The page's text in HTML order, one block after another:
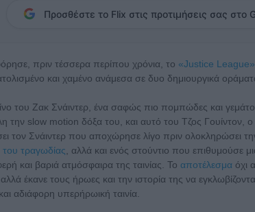
Προσθέστε το Flix στις προτιμήσεις σας στο
πριν τέσσερα περίπου χρόνια, το «Justice League»
και χαμένo ανάμεσα σε δυο δημιουργικά
του Ζακ Σνάιντερ, ένα σαφώς πιο πομπώδες και γεμάτο
την slow motion δόξα του, και αυτό του Τζος Γουίντον,
τον Σνάιντερ που αποχώρησε λίγο πριν ολοκληρώσει
τραγωδίας , αλλά και ενός στούντιο που επιθυμούσε
και βαριά ατμόσφαιρα της ταινίας. Το αποτέλεσμα όχι
έκανε τους ήρωες και την ιστορία της να
αδιάφορη υπερήρωική ταινία.